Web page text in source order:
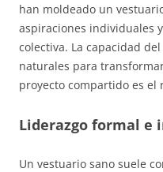
han moldeado un
aspiraciones individuales
colectiva. La capacidad
naturales para
proyecto compartido es el
Liderazgo formal e
Un vestuario sano suele